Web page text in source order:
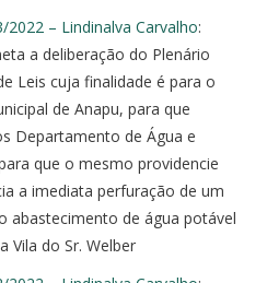
2022 – Lindinalva Carvalho:
a deliberação do Plenário
Leis cuja finalidade é para o
de Anapu, para que
Departamento de Água e
que o mesmo providencie
a imediata perfuração de um
abastecimento de água potável
Vila do Sr. Welber